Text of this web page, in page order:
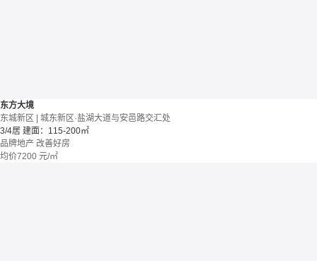
东方大境
东城新区 | 城东新区·盐湖大道与安邑路交汇处
3/4居 建面：115-200㎡
品牌地产 改善好房
均价7200 元/㎡